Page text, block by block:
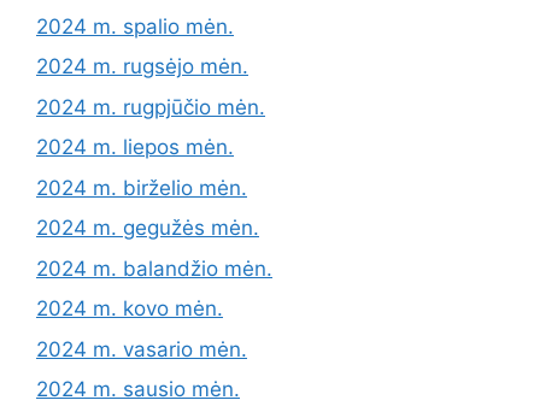
2024 m. spalio mėn.
2024 m. rugsėjo mėn.
2024 m. rugpjūčio mėn.
2024 m. liepos mėn.
2024 m. birželio mėn.
2024 m. gegužės mėn.
2024 m. balandžio mėn.
2024 m. kovo mėn.
2024 m. vasario mėn.
2024 m. sausio mėn.